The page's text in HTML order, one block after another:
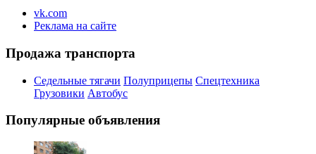
vk.com
Реклама на сайте
Продажа транспорта
Седельные тягачи Полуприцепы Спецтехника
Грузовики Автобус
Популярные объявления